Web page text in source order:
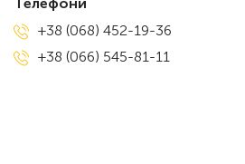
+38 (068) 452-19-36
+38 (066) 545-81-11